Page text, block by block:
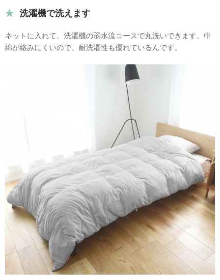
洗濯機で洗えます
ネットに入れて、洗濯機の弱水流コースで丸洗いできます。中
綿が絡みにくいので、耐洗濯性も優れているんです。